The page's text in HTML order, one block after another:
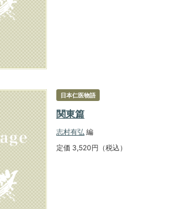
日本仁医物語
関東篇
志村有弘 編
定価 3,520円（税込）